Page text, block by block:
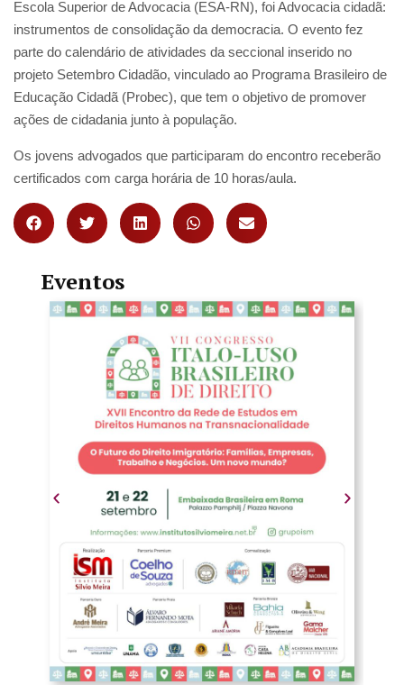
Escola Superior de Advocacia (ESA-RN), foi Advocacia cidadã:
instrumentos de consolidação da democracia. O evento fez
parte do calendário de atividades da seccional inserido no
projeto Setembro Cidadão, vinculado ao Programa Brasileiro de
Educação Cidadã (Probec), que tem o objetivo de promover
ações de cidadania junto à população.
Os jovens advogados que participaram do encontro receberão
certificados com carga horária de 10 horas/aula.
Eventos